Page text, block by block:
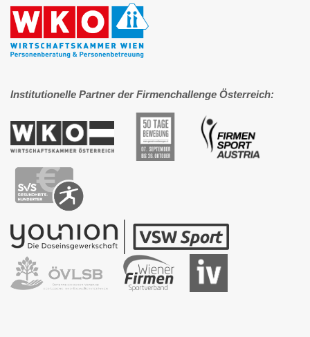
Institutionelle Partner der Firmenchallenge Österreich: